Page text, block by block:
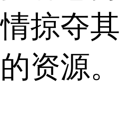
掠夺其
资源。